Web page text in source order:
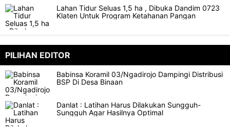
Lahan Tidur Seluas 1,5 ha , Dibuka Dandim 0723
Klaten Untuk Program Ketahanan Pangan
PILIHAN EDITOR
Babinsa Koramil 03/Ngadirojo Dampingi Distribusi
BSP Di Desa Binaan
Danlat : Latihan Harus Dilakukan Sungguh-
Sungguh Agar Hasilnya Optimal